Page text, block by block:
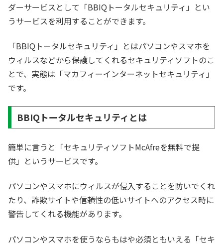
ダーサービスとして「BBIQトータルセキュリティ」とい
うサービスを利用することができます。
「BBIQトータルセキュリティ」とはパソコンやスマホを
ウィルスなどから保護してくれるセキュリティソフトのこ
とで、実態は「マカフィーインターネットセキュリティ」
です。
BBIQトータルセキュリティとは
簡単に言うと「セキュリティソフトMcAfreを無料で提
供」というサービスです。
パソコンやスマホにウィルスが侵入することを防いでくれ
たり、詐欺サイトや信頼性の低いサイトへのアクセス時に
警告してくれる機能があります。
パソコンやスマホを使うならもはや必須ともいえる「セキ